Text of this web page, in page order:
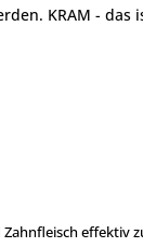
KRAM - das
effektiv